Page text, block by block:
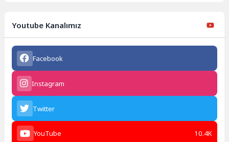
Youtube Kanalımız
Facebook
Instagram
Twitter
YouTube 10.4K